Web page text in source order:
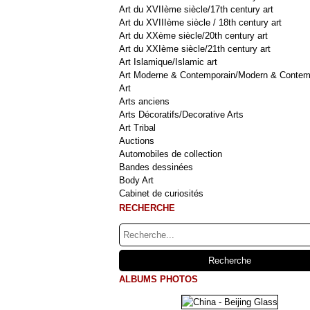
Art du XVIIème siècle/17th century art
Art du XVIIIème siècle / 18th century art
Art du XXème siècle/20th century art
Art du XXIème siècle/21th century art
Art Islamique/Islamic art
Art Moderne & Contemporain/Modern &
Art
Arts anciens
Arts Décoratifs/Decorative Arts
Art Tribal
Auctions
Automobiles de collection
Bandes dessinées
Body Art
Cabinet de curiosités
RECHERCHE
ALBUMS PHOTOS